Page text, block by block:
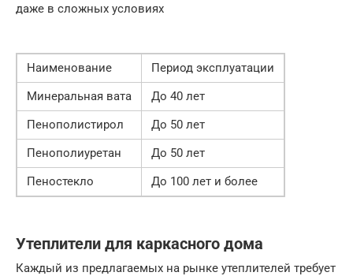
даже в сложных условиях
Наименование
Период эксплуатации
Минеральная вата
До 40 лет
Пенополистирол
До 50 лет
Пенополиуретан
До 50 лет
Пеностекло
До 100 лет и более
Утеплители для каркасного дома
Каждый из предлагаемых на рынке утеплителей требует